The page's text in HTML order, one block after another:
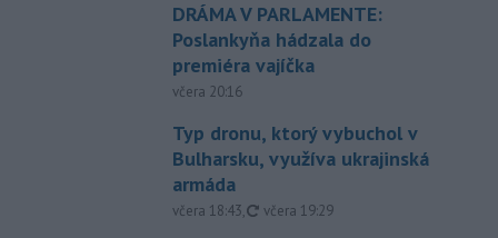
DRÁMA V PARLAMENTE:
Poslankyňa hádzala do
premiéra vajíčka
včera 20:16
Typ dronu, ktorý vybuchol v
Bulharsku, využíva ukrajinská
armáda
včera 18:43, aktualizované
včera 19:29